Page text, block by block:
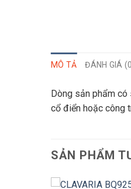
MÔ TẢ ĐÁNH GIÁ
Dòng sản phẩm
cổ điển hoặc công
SẢN PHẨM